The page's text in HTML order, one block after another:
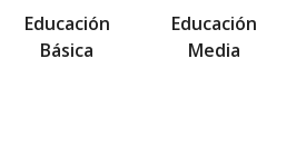
Educación
Básica
Educación
Media